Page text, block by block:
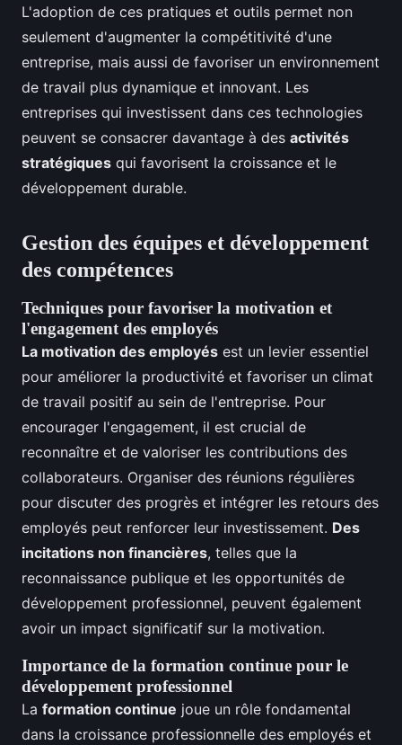
L'adoption de ces pratiques et outils permet non
seulement d'augmenter la compétitivité d'une
entreprise, mais aussi de favoriser un environnement
de travail plus dynamique et innovant. Les
entreprises qui investissent dans ces technologies
peuvent se consacrer davantage à des activités
stratégiques qui favorisent la croissance et le
développement durable.
Gestion des équipes et développement
des compétences
Techniques pour favoriser la motivation et
l'engagement des employés
La motivation des employés est un levier essentiel
pour améliorer la productivité et favoriser un climat
de travail positif au sein de l'entreprise. Pour
encourager l'engagement, il est crucial de
reconnaître et de valoriser les contributions des
collaborateurs. Organiser des réunions régulières
pour discuter des progrès et intégrer les retours des
employés peut renforcer leur investissement. Des
incitations non financières, telles que la
reconnaissance publique et les opportunités de
développement professionnel, peuvent également
avoir un impact significatif sur la motivation.
Importance de la formation continue pour le
développement professionnel
La formation continue joue un rôle fondamental
dans la croissance professionnelle des employés et